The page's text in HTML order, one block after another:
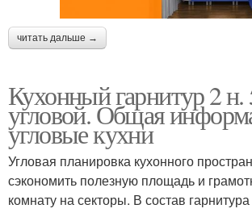
читать дальше →
Кухонный гарнитур 2 н.
угловой. Общая
угловые кухни
Угловая планировка кухонного
сэкономить полезную площадь и
комнату на секторы. В состав